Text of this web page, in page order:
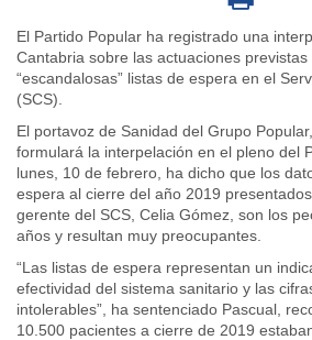
El Partido Popular ha registrado una
Cantabria sobre las actuaciones
“escandalosas” listas de espera en el
(SCS).
El portavoz de Sanidad del Grupo
formulará la interpelación en el pleno del
lunes, 10 de febrero, ha dicho que los
espera al cierre del año 2019
gerente del SCS, Celia Gómez, son los
años y resultan muy preocupantes.
“Las listas de espera representan un
efectividad del sistema sanitario y las
intolerables”, ha sentenciado Pascual,
10.500 pacientes a cierre de 2019